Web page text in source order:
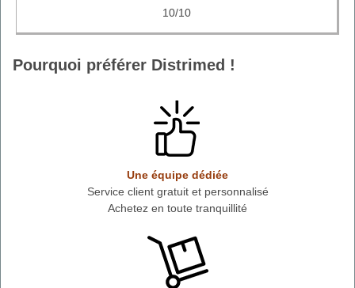
10/10
Pourquoi préférer Distrimed !
Une équipe dédiée
Service client gratuit et personnalisé
Achetez en toute tranquillité